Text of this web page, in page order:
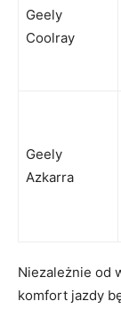
Geely
Coolray
Geely
Azkarra
Niezależnie od
komfort jazdy